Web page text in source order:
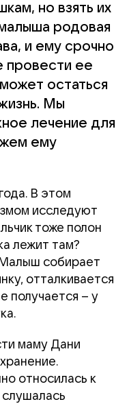
но взять их
родовая
и ему срочно
провести ее
остаться
Мы
лечение для
ему
В этом
исследуют
тоже полон
лежит там?
собирает
отталкивается
получается – у
маму Дани
относилась к